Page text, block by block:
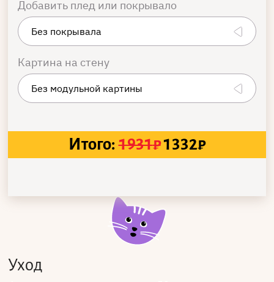
Добавить плед или покрывало
Картина на стену
Итого: 1931₽1332₽
Уход